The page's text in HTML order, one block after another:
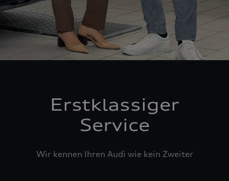
Erstklassiger
Service
Wir kennen Ihren Audi wie kein Zweiter